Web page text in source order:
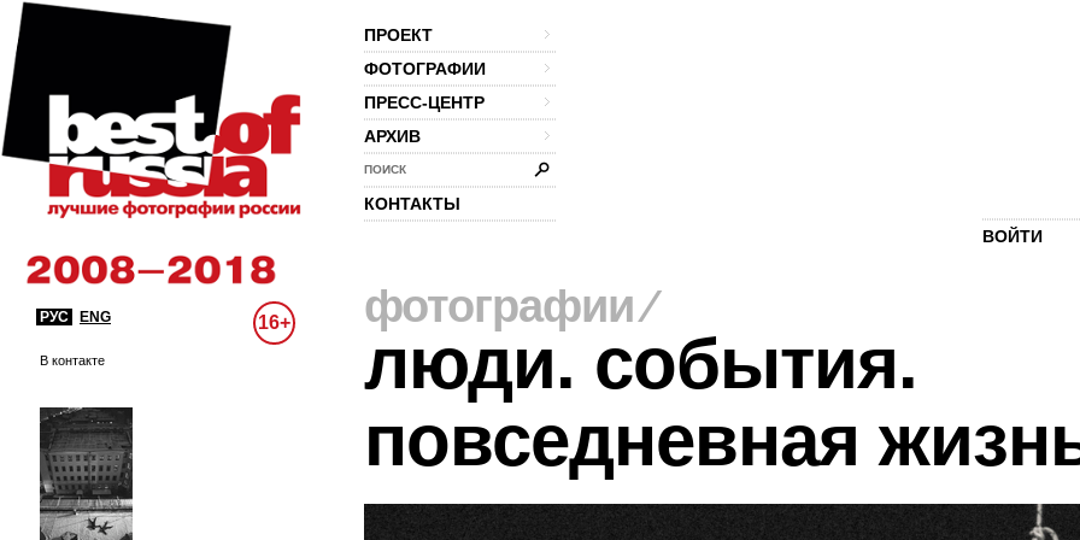
ПРОЕКТ
ФОТОГРАФИИ
ПРЕСС-ЦЕНТР
АРХИВ
ПОИСК
КОНТАКТЫ
ВОЙТИ
РУС ENG 16+
В контакте
фотографии⁄
люди. события.
повседневная